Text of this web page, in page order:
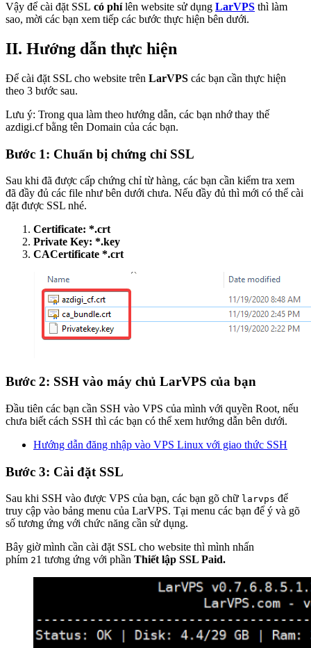
Vậy để cài đặt SSL có phílên website sử dụng LarVPS thì làm
sao, mời các bạn xem tiếp các bước thực hiện bên dưới.
II. Hướng dẫn thực hiện
Để cài đặt SSL cho website trên LarVPS các bạn cần thực hiện
theo 3 bước sau.
Lưu ý: Trong qua làm theo hướng dẫn, các bạn nhớ thay thế
azdigi.cf bằng tên Domain của các bạn.
Bước 1: Chuẩn bị chứng chỉ SSL
Sau khi đã được cấp chứng chỉ từ hàng, các bạn cần kiểm tra xem
đã đầy đủ các file như bên dưới chưa. Nếu đầy đủ thì mới có thể cài
đặt được SSL nhé.
Certificate: *.crt
Private Key: *.key
CACertificate *.crt
Bước 2: SSH vào máy chủ LarVPS của bạn
Đầu tiên các bạn cần SSH vào VPS của mình với quyền Root, nếu
chưa biết cách SSH thì các bạn có thể xem hướng dẫn bên dưới.
Hướng dẫn đăng nhập vào VPS Linux với giao thức SSH
Bước 3: Cài đặt SSL
Sau khi SSH vào được VPS của bạn, các bạn gõ chữ larvps để
truy cập vào bảng menu của LarVPS. Tại menu các bạn để ý và gõ
số tương ứng với chức năng cần sử dụng.
Bây giờ mình cần cài đặt SSL cho website thì mình nhấn
phím 21 tương ứng với phần Thiết lập SSL Paid.